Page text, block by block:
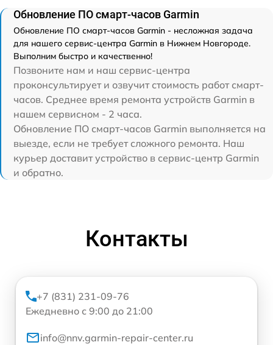
Обновление ПО смарт-часов Garmin
Обновление ПО смарт-часов Garmin - несложная задача
для нашего сервис-центра Garmin в Нижнем Новгороде.
Выполним быстро и качественно!
Позвоните нам и наш сервис-центра
проконсультирует и озвучит стоимость работ смарт-
часов. Среднее время ремонта устройств Garmin в
нашем сервисном - 2 часа.
Обновление ПО смарт-часов Garmin выполняется на
выезде, если не требует сложного ремонта. Наш
курьер доставит устройство в сервис-центр Garmin
и обратно.
Контакты
+7 (831) 231-09-76
Ежедневно с 9:00 до 21:00
info@nnv.garmin-repair-center.ru